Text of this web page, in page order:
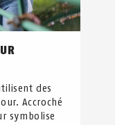
des
Accroché
symbolise